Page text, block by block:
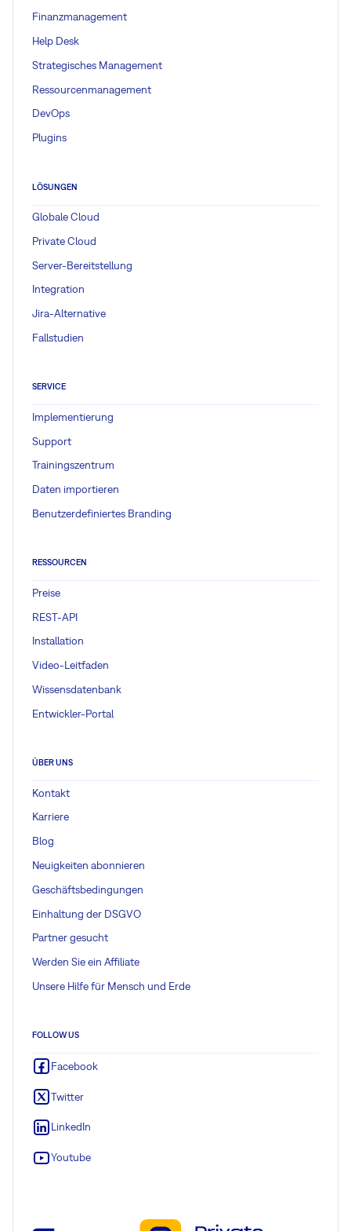
Finanzmanagement
Help Desk
Strategisches Management
Ressourcenmanagement
DevOps
Plugins
LÖSUNGEN
Globale Cloud
Private Cloud
Server-Bereitstellung
Integration
Jira-Alternative
Fallstudien
SERVICE
Implementierung
Support
Trainingszentrum
Daten importieren
Benutzerdefiniertes Branding
RESSOURCEN
Preise
REST-API
Installation
Video-Leitfaden
Wissensdatenbank
Entwickler-Portal
ÜBER UNS
Kontakt
Karriere
Blog
Neuigkeiten abonnieren
Geschäftsbedingungen
Einhaltung der DSGVO
Partner gesucht
Werden Sie ein Affiliate
Unsere Hilfe für Mensch und Erde
FOLLOW US
Facebook
Twitter
LinkedIn
Youtube